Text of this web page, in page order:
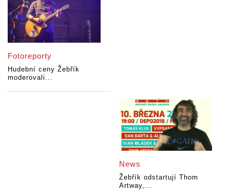
Fotoreporty
Hudební ceny Žebřík
moderovali...
News
Žebřík odstartují Thom
Artway,...